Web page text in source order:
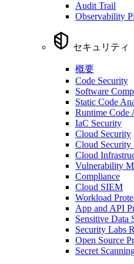
Audit Trail
Observability
セキュリティ
概要
Code Security
Software
Static Code
Runtime Code
IaC Security
Cloud Security
Cloud Security
Cloud
Vulnerability
Compliance
Cloud SIEM
Workload
App and API
Sensitive Data
Security Labs
Open Source
Secret